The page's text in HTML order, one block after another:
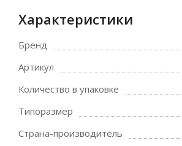
Характеристики
Бренд
Артикул
Количество в упаковке
Типоразмер
Страна-производитель